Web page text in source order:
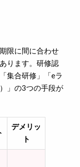
限に間に合わせ
ります。研修認
集合研修」「eラ
」の3つの手段が
デメリッ
ト